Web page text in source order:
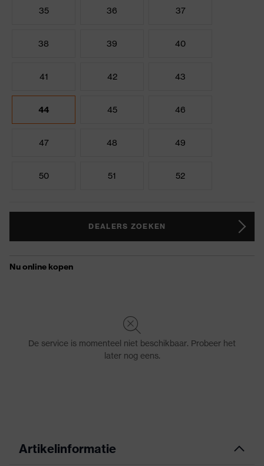
35 36 37
38 39 40
41 42 43
44 45 46
47 48 49
50 51 52
DEALERS ZOEKEN
Artikelinformatie